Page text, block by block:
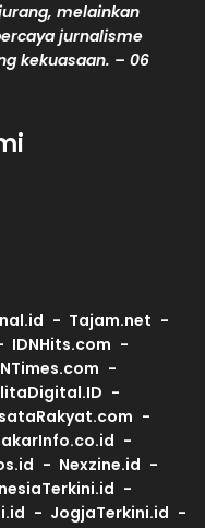
melainkan
jurnalisme
kekuasaan. – 06
Tajam.net
IDNHits.com
Nexzine.id
JogjaTerkini.id